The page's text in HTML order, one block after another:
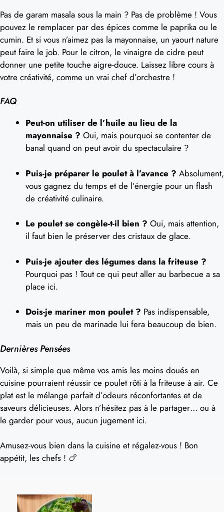
Pas de garam masala sous la main ? Pas de problème ! Vous
pouvez le remplacer par des épices comme le paprika ou le
cumin. Et si vous n’aimez pas la mayonnaise, un yaourt nature
peut faire le job. Pour le citron, le vinaigre de cidre peut
donner une petite touche aigre-douce. Laissez libre cours à
votre créativité, comme un vrai chef d’orchestre !
FAQ
Peut-on utiliser de l’huile au lieu de la
mayonnaise ? Oui, mais pourquoi se contenter de
banal quand on peut avoir du spectaculaire ?
Puis-je préparer le poulet à l’avance ? Absolument,
vous gagnez du temps et de l’énergie pour un flash
de créativité culinaire.
Le poulet se congèle-t-il bien ? Oui, mais attention,
il faut bien le préserver des cristaux de glace.
Puis-je ajouter des légumes dans la friteuse ?
Pourquoi pas ! Tout ce qui peut aller au barbecue a sa
place ici.
Dois-je mariner mon poulet ? Pas indispensable,
mais un peu de marinade lui fera beaucoup de bien.
Dernières Pensées
Voilà, si simple que même vos amis les moins doués en
cuisine pourraient réussir ce poulet rôti à la friteuse à air. Ce
plat est le mélange parfait d’odeurs réconfortantes et de
saveurs délicieuses. Alors n’hésitez pas à le partager… ou à
le garder pour vous, aucun jugement ici.
Amusez-vous bien dans la cuisine et régalez-vous ! Bon
appétit, les chefs ! 🍗